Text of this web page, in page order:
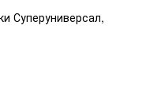
Суперуниверсал,